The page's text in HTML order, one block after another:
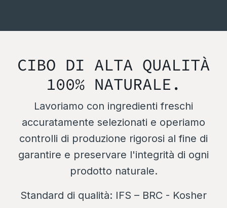
CIBO DI ALTA QUALITÀ
100% NATURALE.
Lavoriamo con ingredienti freschi
accuratamente selezionati e operiamo
controlli di produzione rigorosi al fine di
garantire e preservare l'integrità di ogni
prodotto naturale.
Standard di qualità: IFS – BRC - Kosher